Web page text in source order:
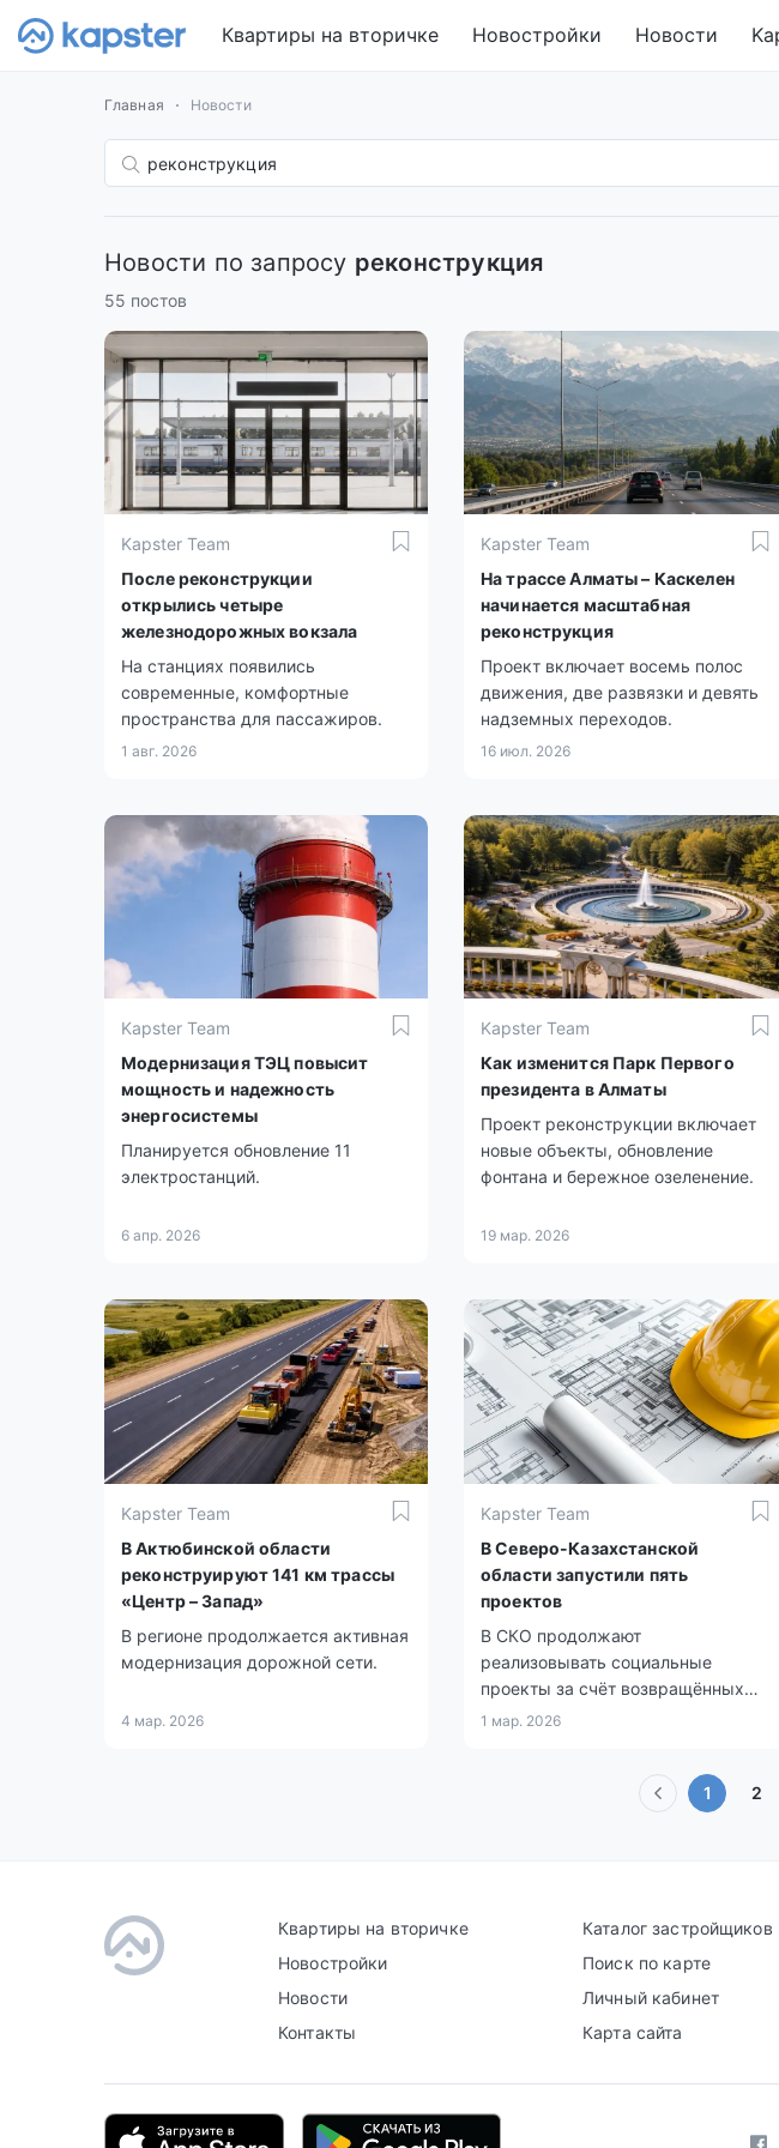
Квартиры на вторичке Новостройки Новости
Главная Новости
Новости по запросу реконструкция
55 постов
Kapster Team
После реконструкции
открылись четыре
железнодорожных вокзала
На станциях появились
современные, комфортные
пространства для пассажиров.
1 авг. 2026
Kapster Team
На трассе Алматы – Каскелен
начинается масштабная
реконструкция
Проект включает восемь полос
движения, две развязки и девять
надземных переходов.
16 июл. 2026
Kapster Team
Модернизация ТЭЦ повысит
мощность и надежность
энергосистемы
Планируется обновление 11
электростанций.
6 апр. 2026
Kapster Team
Как изменится Парк Первого
президента в Алматы
Проект реконструкции включает
новые объекты, обновление
фонтана и бережное озеленение.
19 мар. 2026
Kapster Team
В Актюбинской области
реконструируют 141 км трассы
«Центр – Запад»
В регионе продолжается активная
модернизация дорожной сети.
4 мар. 2026
Kapster Team
В Северо-Казахстанской
области запустили пять
проектов
В СКО продолжают
реализовывать социальные
проекты за счёт возвращённых
активов.
1 мар. 2026
1 2
Квартиры на вторичке
Новостройки
Новости
Контакты
Каталог застройщиков
Поиск по карте
Личный кабинет
Карта сайта